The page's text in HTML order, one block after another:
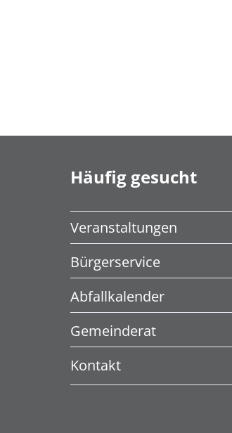
Häufig gesucht
Veranstaltungen
Bürgerservice
Abfallkalender
Gemeinderat
Kontakt